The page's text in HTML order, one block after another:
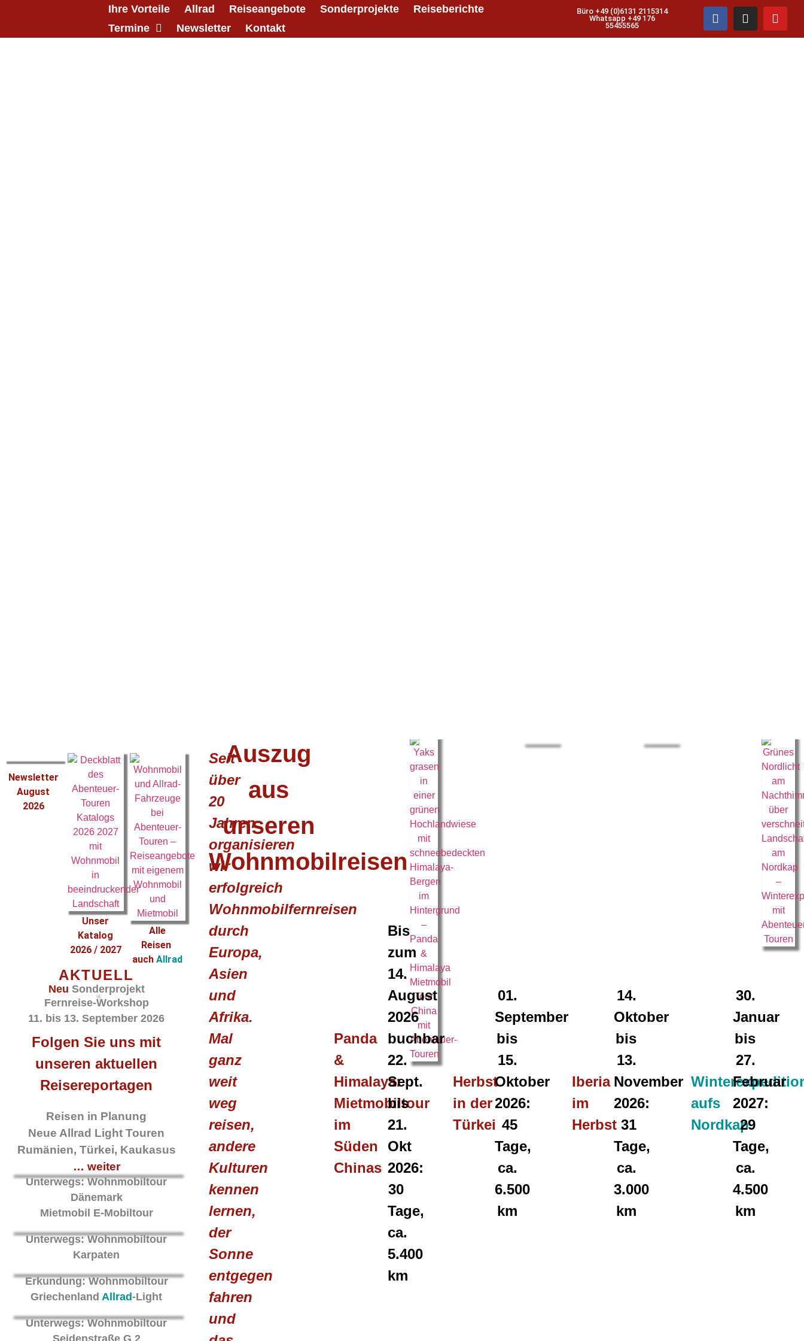
Ihre Vorteile Allrad Reiseangebote Sonderprojekte
Reiseberichte
Termine
Newsletter Kontakt
Büro +49 (0)6131 2115314
Whatsapp +49 176
55455565
die deine kühnsten
Newsletter
August
2026
Unser
Katalog
2026 / 2027
Alle
Reisen
auchAllrad
AKTUELL
Neu Sonderprojekt
Fernreise-Workshop
11. bis 13. September 2026
Folgen Sie uns mit
unseren aktuellen
Reisereportagen
Reisen in Planung
Neue Allrad Light Touren
Rumänien, Türkei, Kaukasus
… weiter
Unterwegs: Wohnmobiltour
Dänemark
Mietmobil E-Mobiltour
Unterwegs: Wohnmobiltour
Karpaten
Erkundung: Wohnmobiltour
Griechenland Allrad-Light
Unterwegs: Wohnmobiltour
Seidenstraße G 2
Seit
über
20
Jahren
organisieren
wir
erfolgreich
Wohnmobilfernreisen
durch
Europa,
Asien
und
Afrika.
Mal
ganz
weit
weg
reisen,
andere
Kulturen
kennen
lernen,
der
Sonne
entgegen
fahren
und
Auszug
aus
unseren
Wohnmobilreisen
Panda
&
Himalaya:
Mietmobiltour
im
Süden
Chinas
Bis
zum
14.
August
2026
buchbar
22.
Sept.
bis
21.
Okt
2026:
30
Tage,
ca.
5.400
km
Herbst
in der
Türkei
01.
September
bis
15.
Oktober
2026:
45
Tage,
ca.
6.500
km
Iberia
im
Herbst
14.
Oktober
bis
13.
November
2026:
31
Tage,
ca.
3.000
km
aufs
Nordkap
30.
Januar
bis
27.
Februar
2027:
29
Tage,
ca.
4.500
km